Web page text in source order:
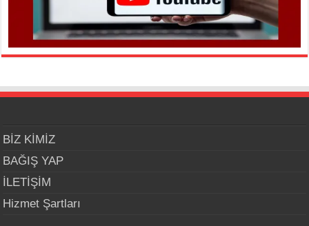
BİZ KİMİZ
BAĞIŞ YAP
İLETİŞİM
Hizmet Şartları